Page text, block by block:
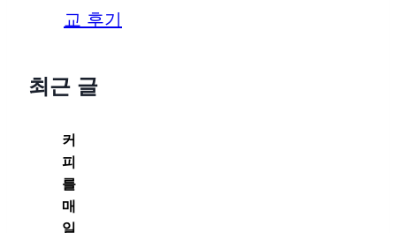
교 후기
최근 글
커
피
를
매
일